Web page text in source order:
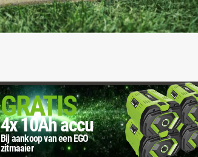
GRATIS
4x 10Ah accu
Bij aankoop van een EGO
zitmaaier